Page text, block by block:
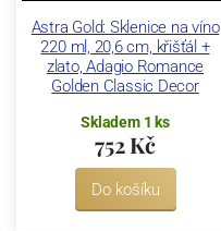
Astra Gold: Sklenice na víno
220 ml, 20,6 cm, křišťál +
zlato, Adagio Romance
Golden Classic Decor
Skladem 1 ks
752 Kč
Do košíku